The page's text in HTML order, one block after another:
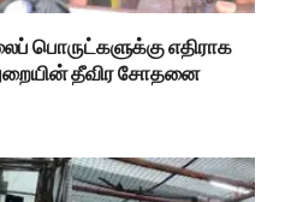
பொருட்களுக்கு எதிராக
தீவிர சோதனை